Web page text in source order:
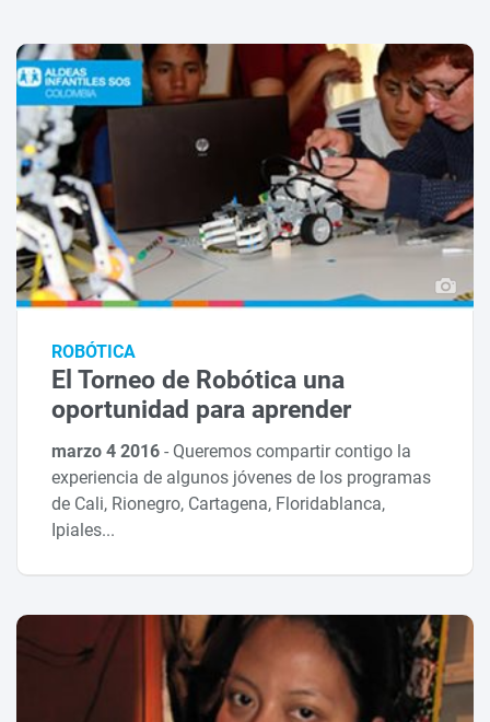
ROBÓTICA
El Torneo de Robótica una
oportunidad para aprender
marzo 4 2016- Queremos compartir contigo la
experiencia de algunos jóvenes de los programas
de Cali, Rionegro, Cartagena, Floridablanca,
Ipiales...